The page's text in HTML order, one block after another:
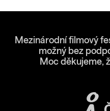
Mezinárodní filmový
možný bez
Moc děkujeme,